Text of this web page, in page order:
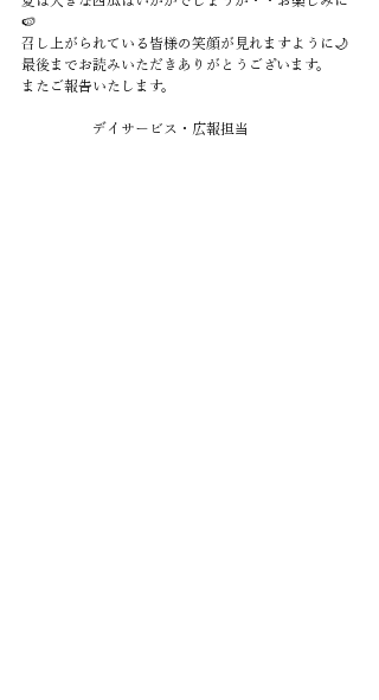
🍉
召し上がられている皆様の笑顔が見れますように🌙
最後までお読みいただきありがとうございます。
またご報告いたします。
デイサービス・広報担当